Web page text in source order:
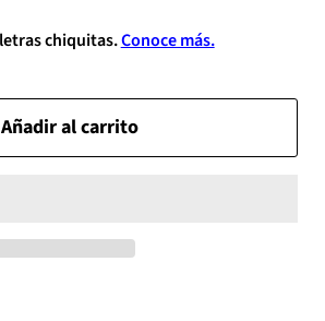
Añadir al carrito